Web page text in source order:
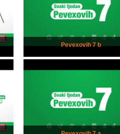
Pevexovih 7 b